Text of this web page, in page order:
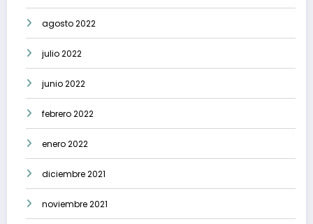
agosto 2022
julio 2022
junio 2022
febrero 2022
enero 2022
diciembre 2021
noviembre 2021